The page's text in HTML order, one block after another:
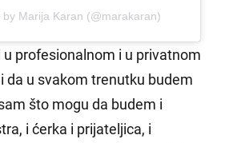
by Marija Karan (@marakaran)
profesionalnom i u privatnom
da u svakom trenutku budem
što mogu da budem i
i ćerka i prijateljica, i